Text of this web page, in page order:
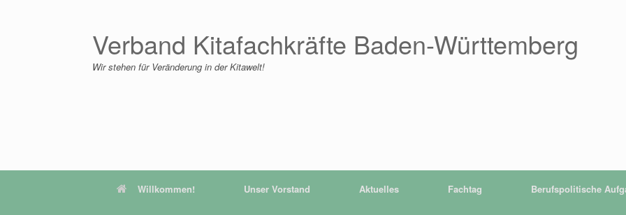
Verband Kitafachkräfte Baden-Württemberg
Wir stehen für Veränderung in der Kitawelt!
Willkommen! Unser Vorstand Aktuelles Fachtag Berufspolitische